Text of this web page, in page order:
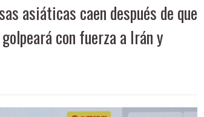
asiáticas caen después de que
con fuerza a Irán y